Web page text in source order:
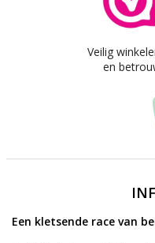
Veilig
en
Een kletsende race van